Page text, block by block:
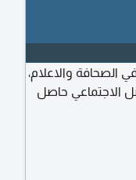
الدولة، صحفي محترف خبرة 17 عاما في الصحافة والاعلام،
الاجتماعي حاصل